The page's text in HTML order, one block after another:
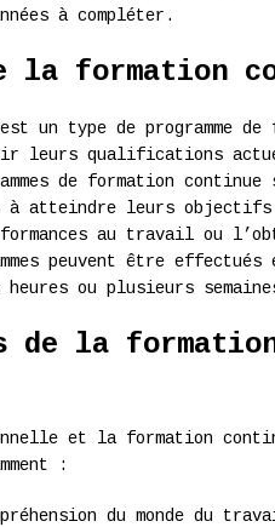
à compléter.
la formation
un type de programme
leurs qualifications
de formation
atteindre leurs objectifs
au travail ou
peuvent être
heures ou plusieurs
de la
et la formation
:
du monde du